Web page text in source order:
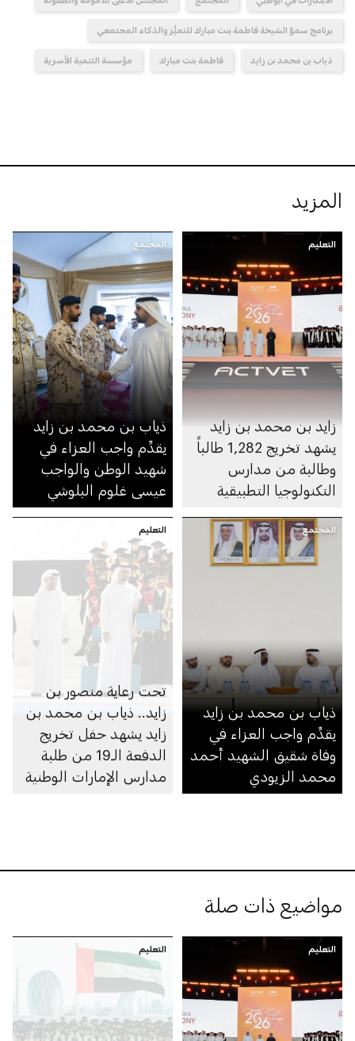
برنامج سموّ الشيخة فاطمة بنت مبارك للتميُّز والذكاء المجتمعي
ذياب بن محمد بن زايد فاطمة بنت مبارك مؤسسة التنمية الأسرية
المزيد
التعليم
زايد بن محمد بن زايد
يشهد تخريج 1,282 طالباً
وطالبة من مدارس
التكنولوجيا التطبيقية
المجتمع
ذياب بن محمد بن زايد
يقدِّم واجب العزاء في
شهيد الوطن والواجب
عيسى غلوم البلوشي
المجتمع
ذياب بن محمد بن زايد
يقدِّم واجب العزاء في
وفاة شقيق الشهيد أحمد
محمد الزيودي
التعليم
تحت رعاية منصور بن
زايد.. ذياب بن محمد بن
زايد يشهد حفل تخريج
الدفعة الـ19 من طلبة
مدارس الإمارات الوطنية
مواضيع ذات صلة
التعليم التعليم